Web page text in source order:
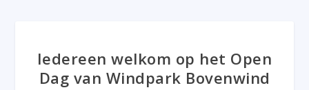
Iedereen welkom op het Open
Dag van Windpark Bovenwind